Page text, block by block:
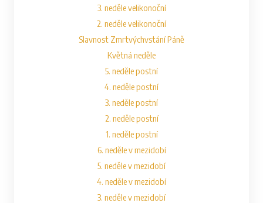
3. neděle velikonoční
2. neděle velikonoční
Slavnost Zmrtvýchvstání Páně
Květná neděle
5. neděle postní
4. neděle postní
3. neděle postní
2. neděle postní
1. neděle postní
6. neděle v mezidobí
5. neděle v mezidobí
4. neděle v mezidobí
3. neděle v mezidobí